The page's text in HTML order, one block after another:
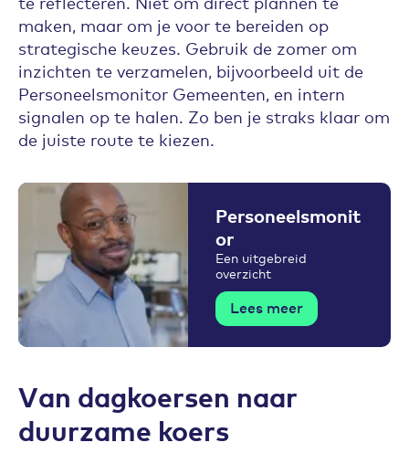
maken, maar om je voor te bereiden op
strategische keuzes. Gebruik de zomer om
inzichten te verzamelen, bijvoorbeeld uit de
Personeelsmonitor Gemeenten, en intern
signalen op te halen. Zo ben je straks klaar om
de juiste route te kiezen.
Personeelsmonit
or
Een uitgebreid
overzicht
Lees meer
Van dagkoersen naar
duurzame koers